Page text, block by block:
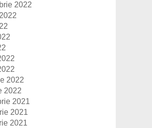
2022
2022
2022
2021
2021
2021